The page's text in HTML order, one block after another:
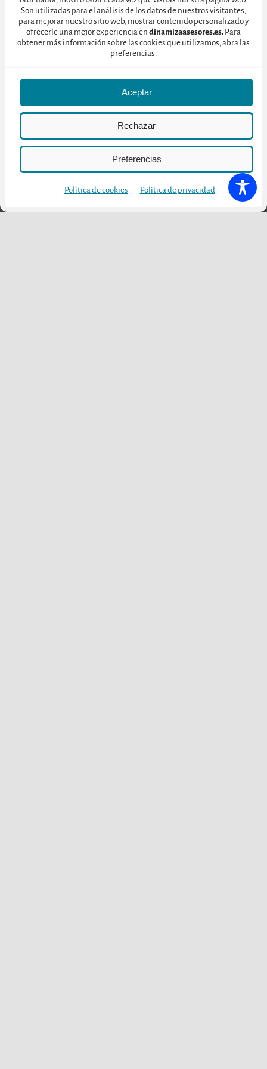
Son utilizadas para el análisis de los datos de nuestros visitantes,
para mejorar nuestro sitio web, mostrar contenido personalizado y
ofrecerle una mejor experiencia en dinamizaasesores.es. Para
obtener más información sobre las cookies que utilizamos, abra las
preferencias.
Aceptar
Rechazar
Preferencias
Política de cookies Política de privacidad
larga trayectoria profesional.
Nuestra labor por tanto, será la de acompañar al sector
empresarial en un viaje que tiene como objetivo armar los
una oferta única y diferenciadora, poniendo en valor las
tradiciones y costumbres, generando un producto gastronómico
impregnado de autenticidad, que convertirán al destino Tajo
Internacional en un destino de turismo gastronómico conocido y
reconocido.
Comenzamos el viaje!